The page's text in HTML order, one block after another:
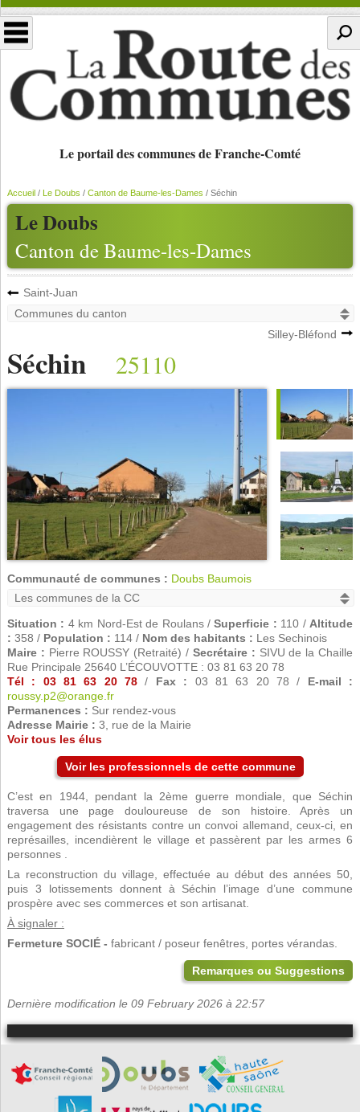
Le portail des communes de Franche-Comté
Le Doubs
Canton de Baume-les-Dames
Accueil/ Le Doubs / Canton de Baume-les-Dames / Séchin
Saint-Juan
Silley-Bléfond
Séchin 25110
Communauté de communes : Doubs Baumois
Situation : 4 km Nord-Est de Roulans /Superficie : 110 / Altitude
: 358 / Population : 114 / Nom des habitants : Les Sechinois
Maire : Pierre ROUSSY (Retraité) / Secrétaire : SIVU de la Chaille
Rue Principale 25640 L’ÉCOUVOTTE : 03 81 63 20 78
Tél : 03 81 63 20 78 / Fax : 03 81 63 20 78 / E-mail :
roussy.p2@orange.fr
Permanences : Sur rendez-vous
Adresse Mairie : 3, rue de la Mairie
Voir tous les élus
Voir les professionnels de cette commune
C’est en 1944, pendant la 2ème guerre mondiale, que Séchin
traversa une page douloureuse de son histoire. Après un
engagement des résistants contre un convoi allemand, ceux-ci, en
représailles, incendièrent le village et passèrent par les armes 6
personnes .
La reconstruction du village, effectuée au début des années 50,
puis 3 lotissements donnent à Séchin l’image d’une commune
prospère avec ses commerces et son artisanat.
À signaler :
Fermeture SOCIÉ - fabricant / poseur fenêtres, portes vérandas.
Remarques ou Suggestions
Dernière modification le 09 February 2026 à 22:57